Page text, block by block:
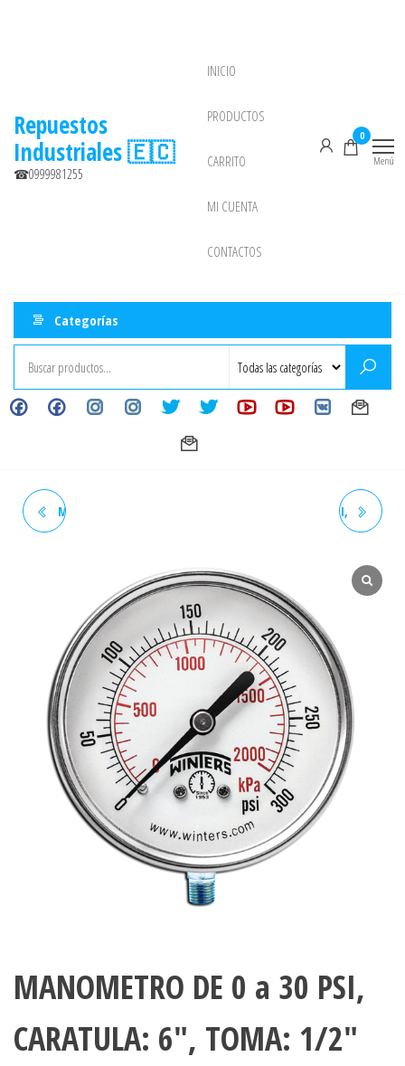
Repuestos
Industriales 🇪🇨
☎0999981255
INICIO
PRODUCTOS
CARRITO
MI CUENTA
CONTACTOS
0
Menú
Categorías
MANOMETRO DE 0 A 15 PSI,
VERT.(T. INF) INOXIDABLE
MODELO: PFP
MANOMETRO DE 0 A 60 PSI,
VERT.(T. INF) INOXIDABLE
MODELO: PFP
MANOMETRO DE 0 a 30 PSI,
CARATULA: 6″, TOMA: 1/2″